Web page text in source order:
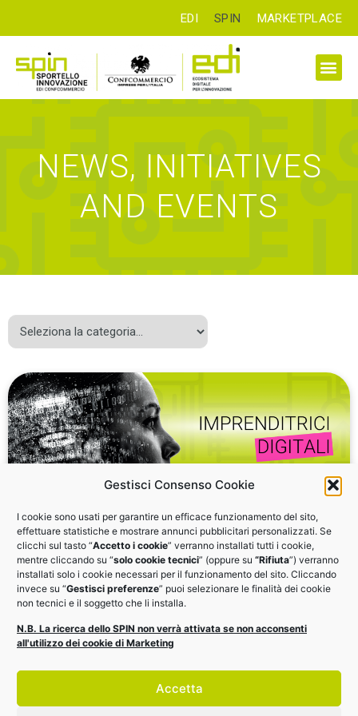
Gestisci Consenso Cookie
I cookie sono usati per garantire un efficace funzionamento del sito,
effettuare statistiche e mostrare annunci pubblicitari personalizzati. Se
clicchi sul tasto “Accetto i cookie” verranno installati tutti i cookie,
mentre cliccando su “solo cookie tecnici” (oppure su “Rifiuta”) verranno
installati solo i cookie necessari per il funzionamento del sito. Cliccando
invece su “Gestisci preferenze” puoi selezionare le finalità dei cookie
non tecnici e il soggetto che li installa.
N.B. La ricerca dello SPIN non verrà attivata se non acconsenti
all'utilizzo dei cookie di Marketing
Accetta
EDI SPIN MARKETPLACE
NEWS, INITIATIVES
AND EVENTS
Imprenditrici digitali
Il digitale per l'impresa al femminile: check-up e
formazione gratuita con Terziario Donna
Confcommercio